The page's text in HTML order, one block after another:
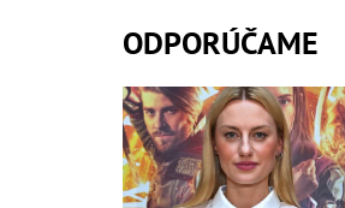
ODPORÚČAME